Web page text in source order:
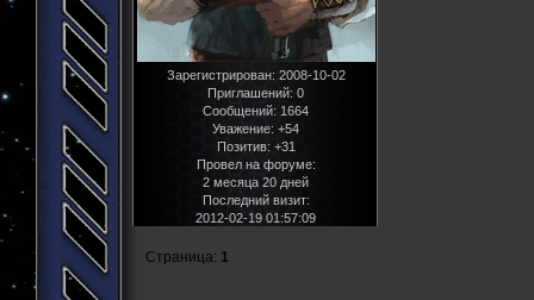
Зарегистрирован: 2008-10-02
Приглашений: 0
Сообщений: 1664
Уважение: +54
Позитив: +31
Провел на форуме:
2 месяца 20 дней
Последний визит:
2012-02-19 01:57:09
Страница: 1